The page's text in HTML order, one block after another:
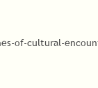
of-cultural-